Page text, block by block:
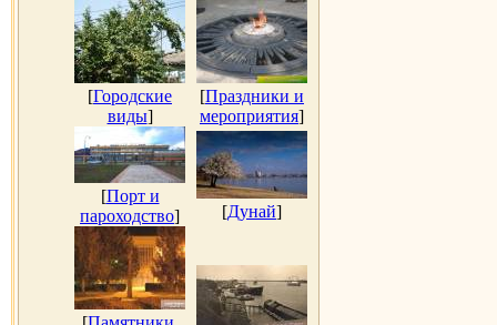
[Городские
виды]
[Праздники и
мероприятия]
[Порт и
пароходство] [Дунай]